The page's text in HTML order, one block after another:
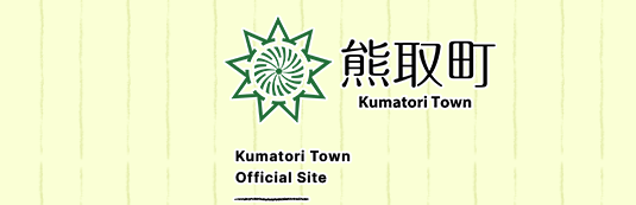
町
Kumatori
Town
Official
Site